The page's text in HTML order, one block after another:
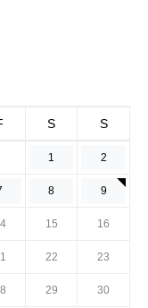
S S
1 2
8 9
15 16
22 23
29 30